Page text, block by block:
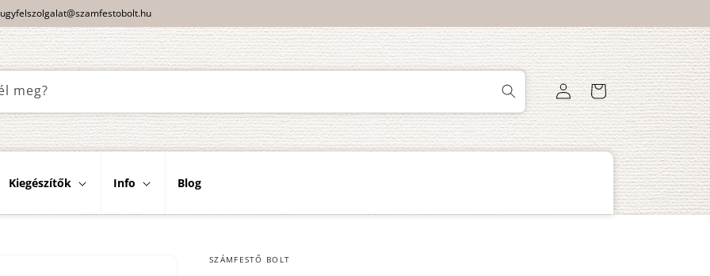
ugyfelszolgalat@szamfestobolt.hu
meg? BejelentkezésKosár
Kiegészítők Info Blog
SZÁMFESTŐ BOLT